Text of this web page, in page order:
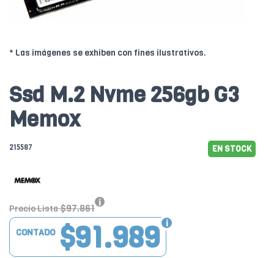
* Las imágenes se exhiben con fines ilustrativos.
Ssd M.2 Nvme 256gb G3
Memox
215587 EN STOCK
Precio Lista $97.861
$91.989
CONTADO